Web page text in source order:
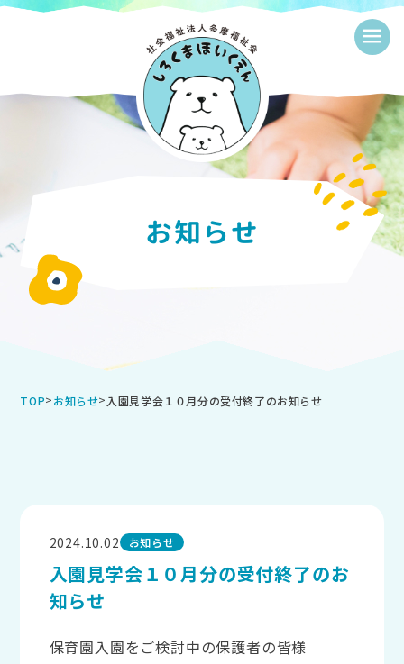
≡
お知らせ
TOP>お知らせ> 入園見学会１０月分の受付終了のお知らせ
2024.10.02 お知らせ
入園見学会１０月分の受付終了のお
知らせ
保育園入園をご検討中の保護者の皆様